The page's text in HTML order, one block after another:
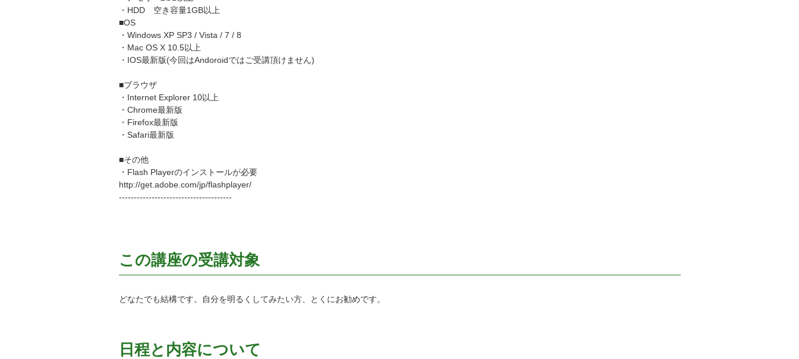
・HDD 空き容量1GB以上
■OS
・Windows XP SP3 / Vista / 7 / 8
・Mac OS X 10.5以上
・IOS最新版(今回はAndoroidではご受講頂けません)
■ブラウザ
・Internet Explorer 10以上
・Chrome最新版
・Firefox最新版
・Safari最新版
■その他
・Flash Playerのインストールが必要
http://get.adobe.com/jp/flashplayer/
--------------------------------------
この講座の受講対象
どなたでも結構です。自分を明るくしてみたい方、とくにお勧めです。
日程と内容について